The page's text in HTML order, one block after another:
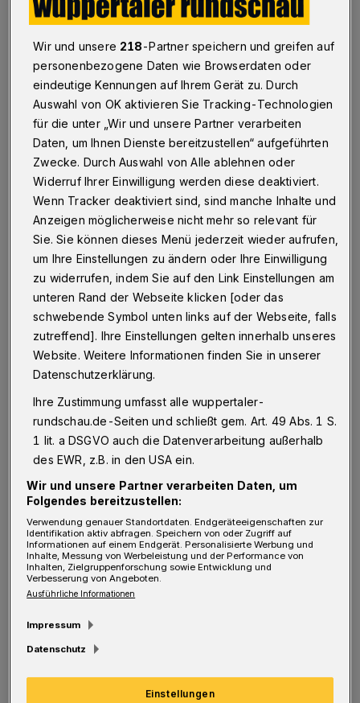
Wuppertal·Um andere Menschen vor einer
Tröpfcheninfektion zu schützen, empfehlen Experten
Mund-Nasen-Masken. Die Masken gibt es ab sofort
mit originalem Wuppertaler Motiv unter
Wuppertalshop.de und bei Wuppertal Touristik.
05.05.2020 , 15:38 Uhr Eine Minute Lesezeit
Die Masken im Schwebebahn-Design.
Foto: Wuppertal Marketing
stammt aus der Kollektion „Wupperware“ von
„Wohnsachen“-Inhaberin Karen Gütebier. Das
Band wird in der Bandweberei Kafka
Wir und unsere 218-Partner speichern und greifen auf
personenbezogene Daten wie Browserdaten oder
eindeutige Kennungen auf Ihrem Gerät zu. Durch
Auswahl von OK aktivieren Sie Tracking-Technologien
für die unter „Wir und unsere Partner verarbeiten
Daten, um Ihnen Dienste bereitzustellen“ aufgeführten
Zwecke. Durch Auswahl von Alle ablehnen oder
Widerruf Ihrer Einwilligung werden diese deaktiviert.
Wenn Tracker deaktiviert sind, sind manche Inhalte und
Anzeigen möglicherweise nicht mehr so relevant für
Sie. Sie können dieses Menü jederzeit wieder aufrufen,
um Ihre Einstellungen zu ändern oder Ihre Einwilligung
zu widerrufen, indem Sie auf den Link Einstellungen am
unteren Rand der Webseite klicken [oder das
schwebende Symbol unten links auf der Webseite, falls
zutreffend]. Ihre Einstellungen gelten innerhalb unseres
Website. Weitere Informationen finden Sie in unserer
Datenschutzerklärung.
Ihre Zustimmung umfasst alle wuppertaler-
rundschau.de-Seiten und schließt gem. Art. 49 Abs. 1 S.
1 lit. a DSGVO auch die Datenverarbeitung außerhalb
des EWR, z.B. in den USA ein.
Wir und unsere Partner verarbeiten Daten, um
Folgendes bereitzustellen:
Verwendung genauer Standortdaten. Endgeräteeigenschaften zur
Identifikation aktiv abfragen. Speichern von oder Zugriff auf
Informationen auf einem Endgerät. Personalisierte Werbung und
Inhalte, Messung von Werbeleistung und der Performance von
Inhalten, Zielgruppenforschung sowie Entwicklung und
Verbesserung von Angeboten.
Ausführliche Informationen
Impressum
Datenschutz
Einstellungen